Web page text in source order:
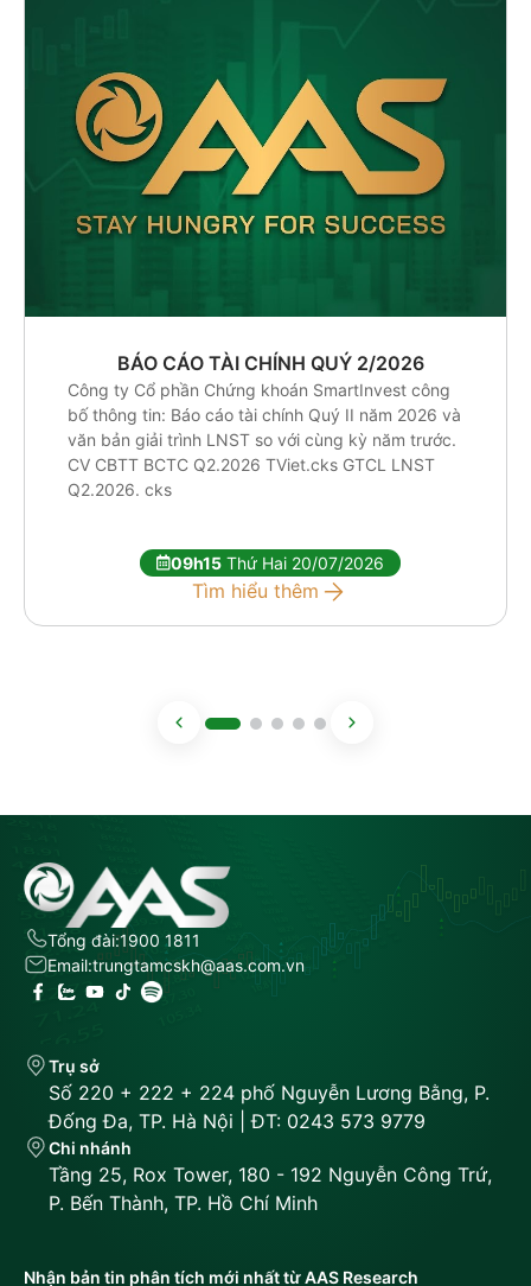
BÁO CÁO TÀI CHÍNH QUÝ 2/2026
Công ty Cổ phần Chứng khoán SmartInvest công
bố thông tin: Báo cáo tài chính Quý II năm 2026 và
văn bản giải trình LNST so với cùng kỳ năm trước.
CV CBTT BCTC Q2.2026 TViet.cks GTCL LNST
Q2.2026. cks
09h15 Thứ Hai 20/07/2026
Tìm hiểu thêm
Tổng đài:1900 1811
Email:trungtamcskh@aas.com.vn
Trụ sở
Số 220 + 222 + 224 phố Nguyễn Lương Bằng, P.
Đống Đa, TP. Hà Nội | ĐT: 0243 573 9779
Chi nhánh
Tầng 25, Rox Tower, 180 - 192 Nguyễn Công Trứ,
P. Bến Thành, TP. Hồ Chí Minh
Nhận bản tin phân tích mới nhất từ AAS Research